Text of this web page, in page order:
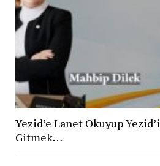
Yezid’e Lanet Okuyup
Gitmek…